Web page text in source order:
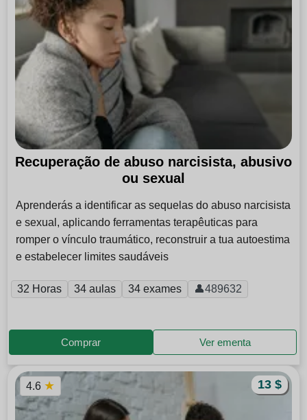
Recuperação de abuso narcisista, abusivo
ou sexual
Aprenderás a identificar as sequelas do abuso narcisista
e sexual, aplicando ferramentas terapêuticas para
romper o vínculo traumático, reconstruir a tua autoestima
e estabelecer limites saudáveis
32 Horas 34 aulas 34 exames 👤489632
Comprar Ver ementa
13 $
4.6 ★